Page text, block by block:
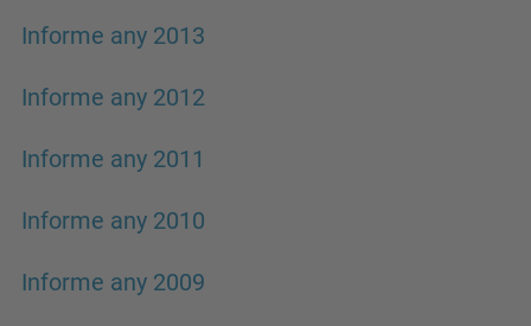
Informe any 2013
Informe any 2012
Informe any 2011
Informe any 2010
Informe any 2009